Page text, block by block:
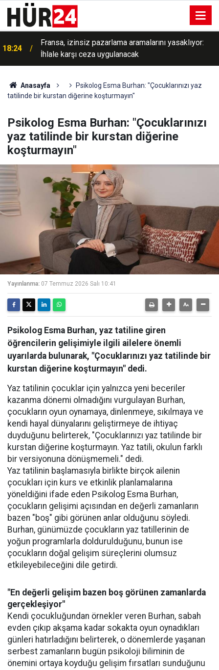
Fransa, izinsiz pazarlama aramalarını yasaklıyor:
İhlale karşı ceza uygulanacak
18:20
Şeyh Hasina'nın Hindistan'daki konuşması
Bangladeş'te büyük öfkeye yol açtı
Anasayfa
Psikolog Esma Burhan: "Çocuklarınızı yaz
tatilinde bir kurstan diğerine koşturmayın"
Psikolog Esma Burhan: "Çocuklarınızı
yaz tatilinde bir kurstan diğerine
koşturmayın"
Yayınlanma: 07 Temmuz 2026 Salı 10:41
Psikolog Esma Burhan, yaz tatiline giren
öğrencilerin gelişimiyle ilgili ailelere önemli
uyarılarda bulunarak, "Çocuklarınızı yaz tatilinde bir
kurstan diğerine koşturmayın" dedi.
Yaz tatilinin çocuklar için yalnızca yeni beceriler
kazanma dönemi olmadığını vurgulayan Burhan,
çocukların oyun oynamaya, dinlenmeye, sıkılmaya ve
kendi hayal dünyalarını geliştirmeye de ihtiyaç
duyduğunu belirterek, "Çocuklarınızı yaz tatilinde bir
kurstan diğerine koşturmayın. Yaz tatili, okulun farklı
bir versiyonuna dönüşmemeli." dedi.
Yaz tatilinin başlamasıyla birlikte birçok ailenin
çocukları için kurs ve etkinlik planlamalarına
yöneldiğini ifade eden Psikolog Esma Burhan,
çocukların gelişimi açısından en değerli zamanların
bazen "boş" gibi görünen anlar olduğunu söyledi.
Burhan, günümüzde çocukların yaz tatillerinin de
yoğun programlarla doldurulduğunu, bunun ise
çocukların doğal gelişim süreçlerini olumsuz
etkileyebileceğini dile getirdi.
"En değerli gelişim bazen boş görünen zamanlarda
gerçekleşiyor"
Kendi çocukluğundan örnekler veren Burhan, sabah
evden çıkıp akşama kadar sokakta oyun oynadıkları
günleri hatırladığını belirterek, o dönemlerde yaşanan
serbest zamanların bugün psikoloji biliminin de
önemini ortaya koyduğu gelişim fırsatları sunduğunu